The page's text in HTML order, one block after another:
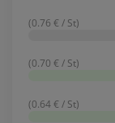
(0.76 € / St)
(0.70 € / St)
(0.64 € / St)